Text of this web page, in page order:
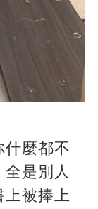
什麼都不
是別人
上被捧上